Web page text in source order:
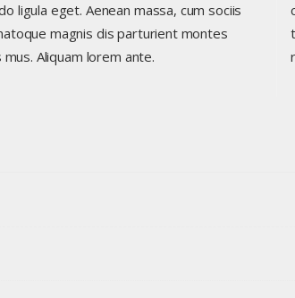
ligula eget. Aenean massa, cum sociis
magnis dis parturient montes
mus. Aliquam lorem ante.